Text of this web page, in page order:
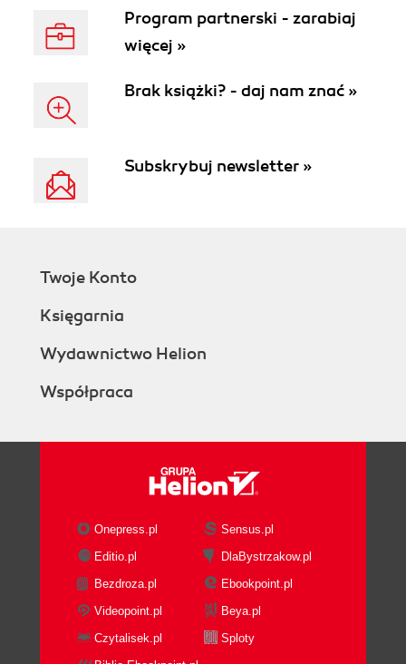
with this book and
Program partnerski - zarabiaj
więcej »
Brak książki? - daj nam znać »
Subskrybuj newsletter »
Twoje Konto
Księgarnia
Wydawnictwo Helion
Współpraca
Onepress.pl
Sensus.pl
Editio.pl
DlaBystrzakow.pl
Bezdroza.pl
Ebookpoint.pl
Videopoint.pl
Beya.pl
Czytalisek.pl
Sploty